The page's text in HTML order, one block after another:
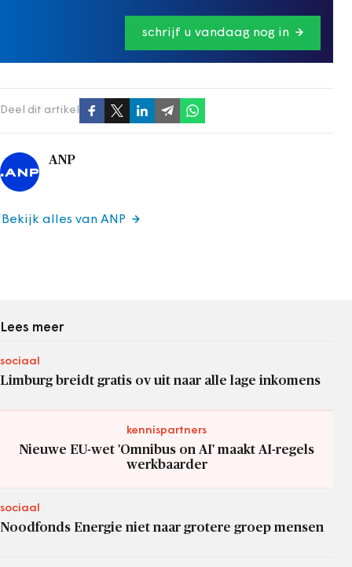
schrijf u vandaag nog in
Deel dit artikel
ANP
Bekijk alles van ANP
Lees meer
sociaal
Limburg breidt gratis ov uit naar alle lage inkomens
kennispartners
Nieuwe EU-wet 'Omnibus on AI' maakt AI-regels
werkbaarder
sociaal
Noodfonds Energie niet naar grotere groep mensen